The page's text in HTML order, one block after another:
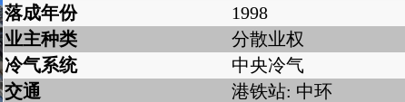
落成年份
1998
业主种类
分散业权
冷气系统
中央冷气
交通
港铁站: 中环